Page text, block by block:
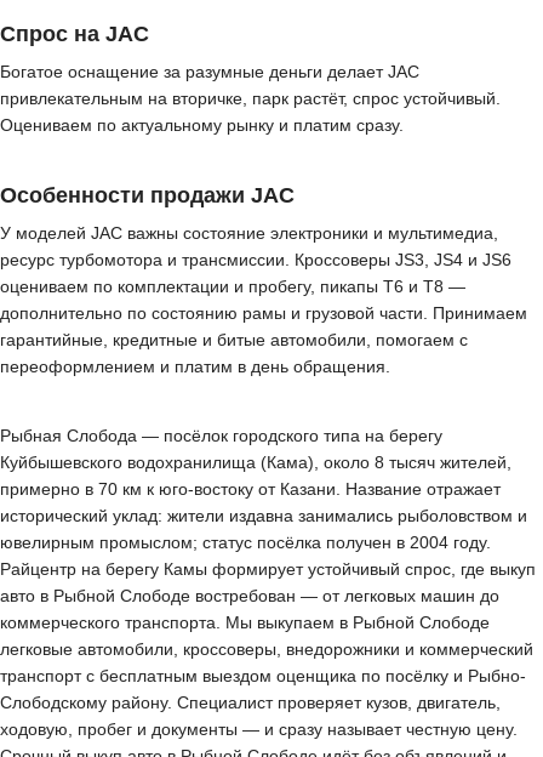
Спрос на JAC
Богатое оснащение за разумные деньги делает JAC
привлекательным на вторичке, парк растёт, спрос устойчивый.
Оцениваем по актуальному рынку и платим сразу.
Особенности продажи JAC
У моделей JAC важны состояние электроники и мультимедиа,
ресурс турбомотора и трансмиссии. Кроссоверы JS3, JS4 и JS6
оцениваем по комплектации и пробегу, пикапы T6 и T8 —
дополнительно по состоянию рамы и грузовой части. Принимаем
гарантийные, кредитные и битые автомобили, помогаем с
переоформлением и платим в день обращения.
Рыбная Слобода — посёлок городского типа на берегу
Куйбышевского водохранилища (Кама), около 8 тысяч жителей,
примерно в 70 км к юго-востоку от Казани. Название отражает
исторический уклад: жители издавна занимались рыболовством и
ювелирным промыслом; статус посёлка получен в 2004 году.
Райцентр на берегу Камы формирует устойчивый спрос, где выкуп
авто в Рыбной Слободе востребован — от легковых машин до
коммерческого транспорта. Мы выкупаем в Рыбной Слободе
легковые автомобили, кроссоверы, внедорожники и коммерческий
транспорт с бесплатным выездом оценщика по посёлку и Рыбно-
Слободскому району. Специалист проверяет кузов, двигатель,
ходовую, пробег и документы — и сразу называет честную цену.